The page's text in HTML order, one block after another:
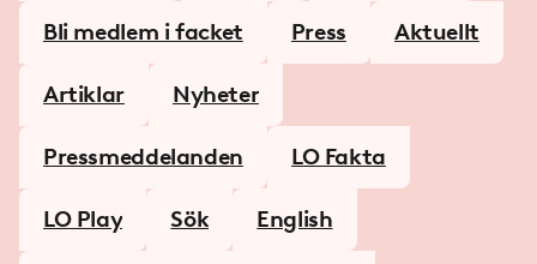
Bli medlem i facket Press Aktuellt
Artiklar Nyheter
Pressmeddelanden LO Fakta
LO Play Sök English